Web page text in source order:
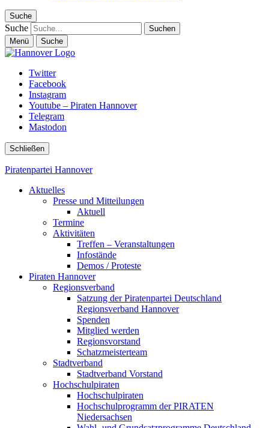
Suche
Suche
Menü Suche
Twitter
Facebook
Instagram
Youtube – Piraten Hannover
Telegram
Mastodon
Schließen
Piratenpartei Hannover
Aktuelles
Presse und Mitteilungen
Aktuell
Termine
Aktivitäten
Treffen – Veranstaltungen
Infostände
Demos / Proteste
Piraten Hannover
Regionsverband
Satzung der Piratenpartei Deutschland
Regionsverband Hannover
Spenden
Mitglied werden
Regionsvorstand
Schatzmeisterteam
Stadtverband
Stadtverband Vorstand
Hochschulpiraten
Hochschulpiraten
Hochschulprogramm der PIRATEN
Niedersachsen